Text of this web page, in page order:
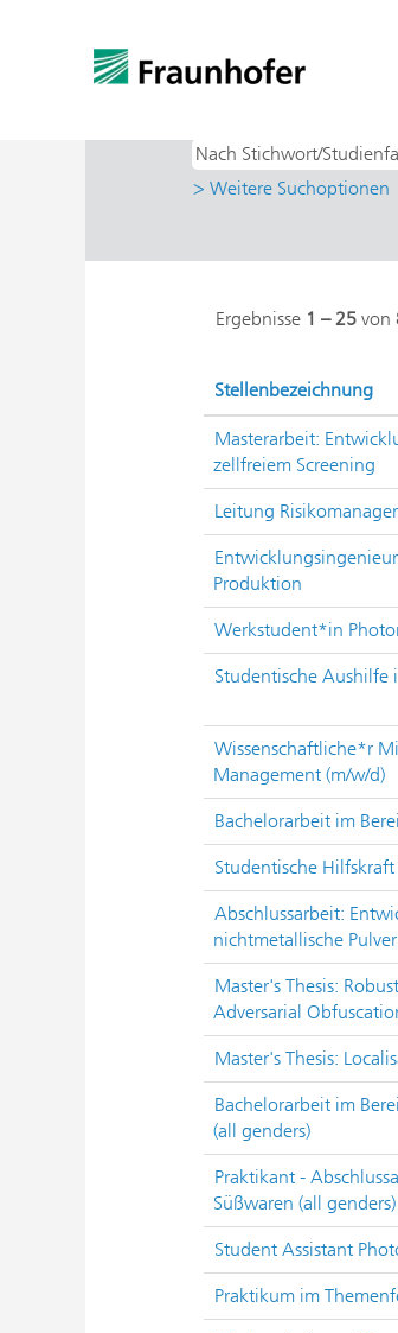
Suchergebnisse für
> Weitere Suchoptionen
Ergebnisse 1 – 25 von
Stellenbezeichnung
Masterarbeit:
zellfreiem Screening
Leitung
Produktion
Werkstudent*in
Studentische Aushilfe
Wissenschaftliche*r
Management (m/w/d)
Bachelorarbeit im
Studentische
Abschlussarbeit:
nichtmetallische
Master's Thesis:
Adversarial
Master's Thesis:
Bachelorarbeit im
(all genders)
Praktikant -
Süßwaren (all genders)
Student Assistant
Praktikum im